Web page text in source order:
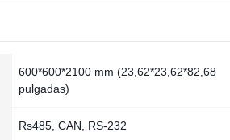
600*600*2100 mm (23,62*23,62*82,68
pulgadas)
Rs485, CAN, RS-232